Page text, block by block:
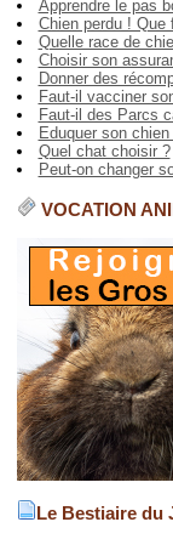
Apprendre le pas
Chien perdu ! Que
Quelle race de
Choisir son
Donner des
Faut-il vacciner
Faut-il des Parcs
Eduquer son
Quel chat choisir ?
Peut-on changer
VOCATION
Le Bestiaire du